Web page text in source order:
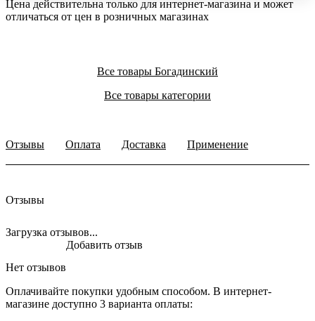
Цена действительна только для интернет-магазина и может
отличаться от цен в розничных магазинах
Все товары Богадинский
Все товары категории
Отзывы Оплата Доставка Применение
Отзывы
Загрузка отзывов...
Нет отзывов
Добавить отзыв
Оплачивайте покупки удобным способом. В интернет-
магазине доступно 3 варианта оплаты: